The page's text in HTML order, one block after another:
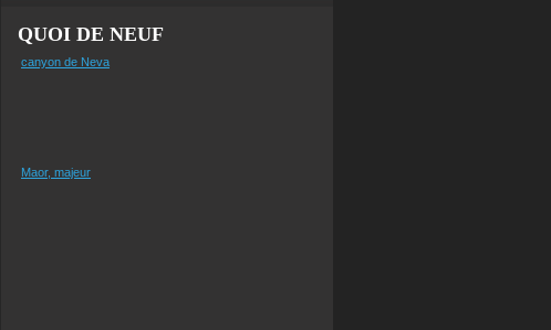
QUOI DE NEUF
canyon de Neva
Maor, majeur